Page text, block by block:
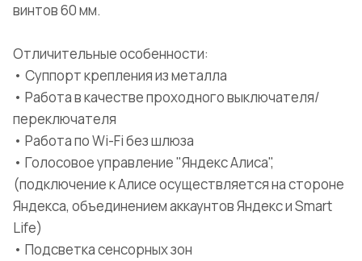
винтов 60 мм.
Отличительные особенности:
• Суппорт крепления из металла
• Работа в качестве проходного выключателя/
переключателя
• Работа по Wi-Fi без шлюза
• Голосовое управление "Яндекс Алиса",
(подключение к Алисе осуществляется на стороне
Яндекса, объединением аккаунтов Яндекс и Smart
Life)
• Подсветка сенсорных зон